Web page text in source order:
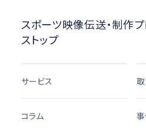
スポーツ映像伝送・制作
ストップ
サービス
コラム